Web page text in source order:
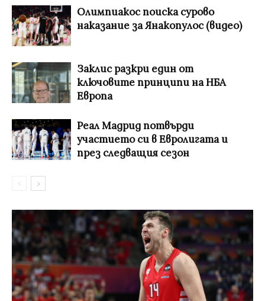
Олимпиакос поиска сурово
наказание за Янакопулос (видео)
Заклис разкри един от
ключовите принципи на НБА
Европа
Реал Мадрид потвърди
участието си в Евролигата и
през следващия сезон